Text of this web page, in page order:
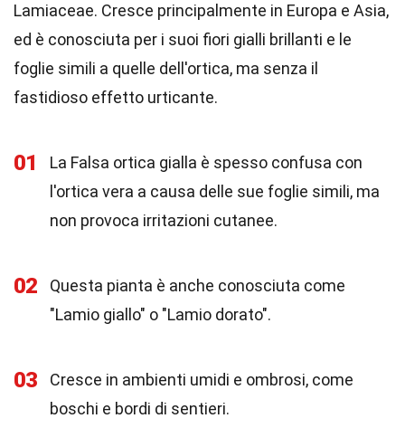
Lamiaceae. Cresce principalmente in Europa e Asia,
ed è conosciuta per i suoi fiori gialli brillanti e le
foglie simili a quelle dell'ortica, ma senza il
fastidioso effetto urticante.
01
La Falsa ortica gialla è spesso confusa con
l'ortica vera a causa delle sue foglie simili, ma
non provoca irritazioni cutanee.
02
Questa pianta è anche conosciuta come
"Lamio giallo" o "Lamio dorato".
03
Cresce in ambienti umidi e ombrosi, come
boschi e bordi di sentieri.